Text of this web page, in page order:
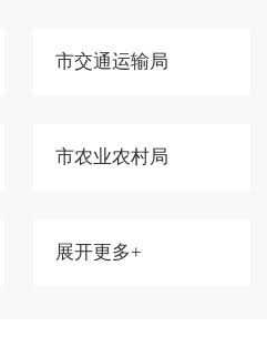
市交通运输局
市农业农村局
展开更多+